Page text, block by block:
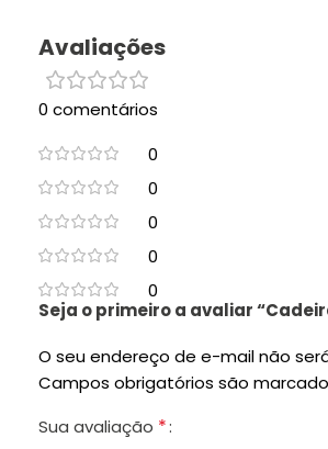
Avaliações
0 comentários
0
0
0
0
0
Seja o primeiro a avaliar
O seu endereço de e-mail não
Campos obrigatórios são
Sua avaliação *